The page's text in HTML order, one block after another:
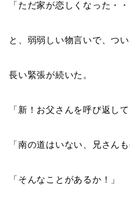
「ただ家が恋しくなった・・
と、弱弱しい物言いで、つ
長い緊張が続いた。
「新！お父さんを呼び返して
「南の道はいない、兄さん
「そんなことがあるか！」